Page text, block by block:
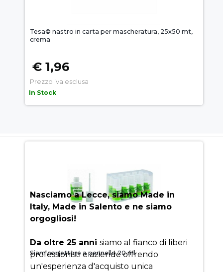
Tesa© nastro in carta per mascheratura, 25x50 mt,
crema
€ 1,96
Prezzo iva esclusa
In Stock
Siam correttore a pennello 20 ml
SUCCESSO
Nasciamo a Lecce, siamo Made in
Italy, Made in Salento e ne siamo
orgogliosi!
Da oltre 25 anni siamo al fianco di liberi
professionisti e aziende offrendo
un'esperienza d'acquisto unica